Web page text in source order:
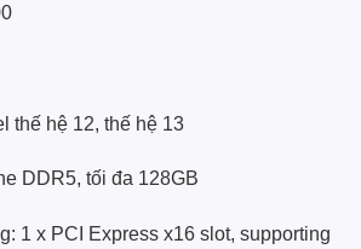
thế hệ 12, thế hệ 13
DDR5, tối đa 128GB
1 x PCI Express x16 slot, supporting